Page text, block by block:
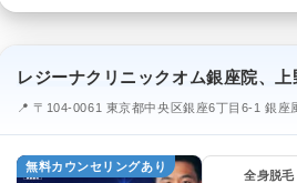
レジーナクリニックオム銀座院、上
📍 〒104-0061 東京都中央区銀座6丁目6-1 銀座
無料カウンセリングあり
全身脱毛